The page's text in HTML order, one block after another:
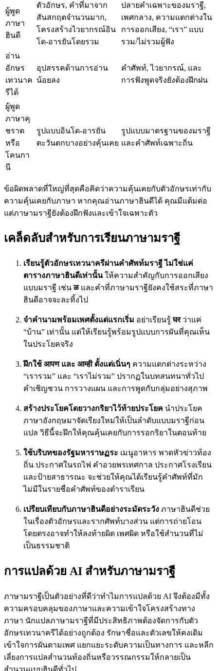
ผู้พูด
ภาษา
ฮินดี
ตัวอักษร, คำที่มาจาก
สันสกฤตจำนวนมาก,
โครงสร้างไวยากรณ์อิน
โด-อารยันโดยรวม
ปลายคำเฉพาะของมราฐี,
เพศกลาง, ความแตกต่างใน
การออกเสียง, “เรา” แบบ
รวม/ไม่รวมผู้ฟัง
อ่าน
อักษร
เทวนาค
รีได้
อุปสรรคด้านการอ่าน
น้อยลง
คำศัพท์, ไวยากรณ์, และ
การฟังพูดจริงยังต้องฝึกฝน
ผู้พูด
ภาษาคุ
ชราต
หรือ
โคนกา
นี
รูปแบบอินโด-อารยัน
ตะวันตกบางอย่างคุ้นเคย
รูปแบบมาตรฐานของมราฐี
และคำศัพท์เฉพาะถิ่น
ข้อผิดพลาดที่ใหญ่ที่สุดคือคิดว่าความคุ้นเคยกับตัวอักษรเท่ากับ
ความคุ้นเคยกับภาษา หากคุณอ่านภาษาฮินดีได้ คุณมีแต้มต่อ
แต่ภาษามราฐียังต้องฝึกฟังและเข้าใจเฉพาะตัว
เคล็ดลับสำหรับการเรียนภาษามราฐี
เรียนรู้ตัวอักษรเทวนาครีผ่านคำศัพท์มราฐี ไม่ใช่แค่
ตารางภาษาฮินดีเท่านั้นให้ความสำคัญกับการออกเสียง
แบบมราฐี เช่นळและคำที่ภาษามราฐียังคงใช้สระที่ภาษา
ฮินดีอาจจะละทิ้งไป
จำคำนามพร้อมเพศตั้งแต่แรกเริ่ม อย่าเรียนรู้घरว่าแค่
“บ้าน” เท่านั้น แต่ให้เรียนรู้พร้อมรูปแบบการผันที่คุณเห็น
ในประโยคจริง
ฝึกใช้ आपण และ आम्ही ตั้งแต่เนิ่นๆ ความแตกต่างระหว่าง
“เรารวม” และ “เราไม่รวม” ปรากฏในบทสนทนาทั่วไป
คำเชิญชวน การวางแผน และการพูดกับกลุ่มอย่างสุภาพ
สร้างประโยคโดยวางกริยาไว้ท้ายประโยค นำประโยค
ภาษาอังกฤษมาจัดเรียงใหม่ให้เป็นลำดับแบบมราฐีก่อน
แปล วิธีนี้จะฝึกให้คุณคุ้นเคยกับการรอกริยาในตอนท้าย
ใช้บริบทของรัฐมหาราษฏระ เมนูอาหาร พาดหัวข่าวท้อง
ถิ่น ประกาศในรถไฟ คำอวยพรเทศกาล ประกาศโรงเรียน
และป้ายสาธารณะ จะช่วยให้คุณได้เรียนรู้คำศัพท์ที่มัก
ไม่มีในรายชื่อคำศัพท์ของตำราเรียน
เปรียบเทียบกับภาษาฮินดีอย่างระมัดระวัง ภาษาฮินดีช่วย
ในเรื่องตัวอักษรและรากศัพท์บางส่วน แต่การถ่ายโอน
โดยตรงอาจทำให้ลงท้ายผิด เพศผิด หรือใช้สำนวนที่ไม่
เป็นธรรมชาติ
การแปลด้วย AI สำหรับภาษามราฐี
ภาษามราฐีเป็นตัวอย่างที่ดีว่าทำไมการแปลด้วย AI จึงต้องมีทั้ง
ความครอบคลุมของภาษาและความเข้าใจโครงสร้างทาง
ภาษา นักแปลภาษามราฐีที่มีประสิทธิภาพต้องจัดการกับตัว
อักษรเทวนาครีได้อย่างถูกต้อง รักษาชื่อและตัวเลขให้คงเดิม
เข้าใจการผันตามเพศ แยกแยะระดับความเป็นทางการ และหลีก
เลี่ยงการแปลสำนวนท้องถิ่นหรือวรรณกรรมให้กลายเป็น